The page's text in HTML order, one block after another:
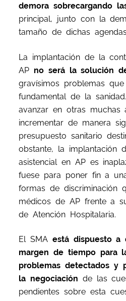
demora sobrecargando
principal, junto con la
tamaño de dichas
La implantación de la
AP no será la solución
gravísimos problemas
fundamental de la
avanzar en otras muchas
incrementar de manera
presupuesto sanitario
obstante, la implantación
asistencial en AP es
fuese para poner fin a
formas de discriminación
médicos de AP frente a
de Atención Hospitalaria.
El SMA está dispuesto a
margen de tiempo para
problemas detectados y
la negociación de las
pendientes sobre esta